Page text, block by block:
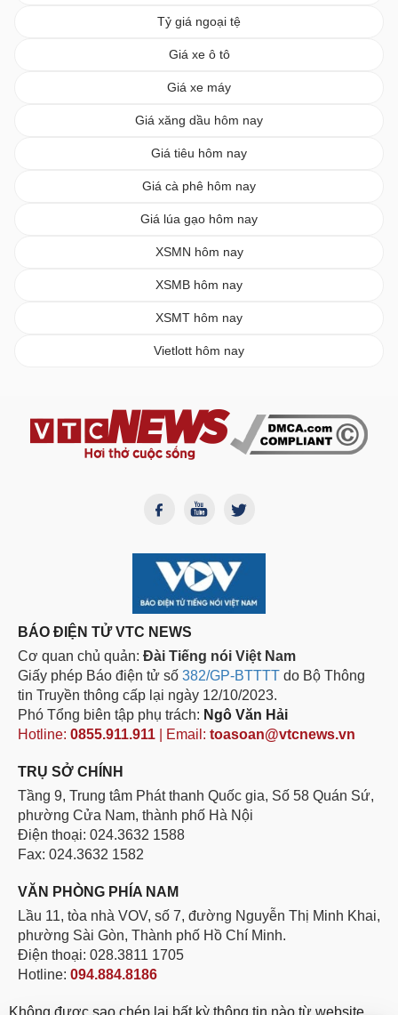
Tỷ giá ngoại tệ
Giá xe ô tô
Giá xe máy
Giá xăng dầu hôm nay
Giá tiêu hôm nay
Giá cà phê hôm nay
Giá lúa gạo hôm nay
XSMN hôm nay
XSMB hôm nay
XSMT hôm nay
Vietlott hôm nay
BÁO ĐIỆN TỬ VTC NEWS
Cơ quan chủ quản: Đài Tiếng nói Việt Nam
Giấy phép Báo điện tử số 382/GP-BTTTT do Bộ Thông
tin Truyền thông cấp lại ngày 12/10/2023.
Phó Tổng biên tập phụ trách: Ngô Văn Hải
Hotline: 0855.911.911 | Email: toasoan@vtcnews.vn
TRỤ SỞ CHÍNH
Tầng 9, Trung tâm Phát thanh Quốc gia, Số 58 Quán Sứ,
phường Cửa Nam, thành phố Hà Nội
Điện thoại: 024.3632 1588
Fax: 024.3632 1582
VĂN PHÒNG PHÍA NAM
Lầu 11, tòa nhà VOV, số 7, đường Nguyễn Thị Minh Khai,
phường Sài Gòn, Thành phố Hồ Chí Minh.
Điện thoại: 028.3811 1705
Hotline: 094.884.8186
Không được sao chép lại bất kỳ thông tin nào từ website